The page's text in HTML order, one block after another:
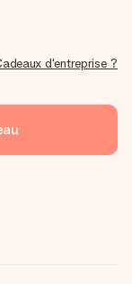
d'entreprise ?